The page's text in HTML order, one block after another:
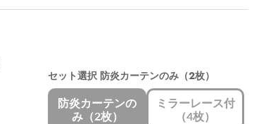
セット選択 防炎カーテンのみ（2枚）
防炎カーテンの
み（2枚）
ミラーレース付
（4枚）